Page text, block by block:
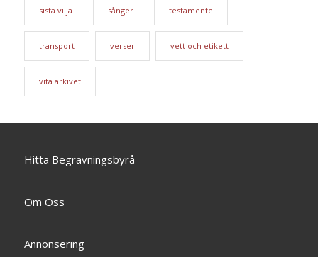
sista vilja sånger testamente
transport verser vett och etikett
vita arkivet
Hitta Begravningsbyrå
Om Oss
Annonsering